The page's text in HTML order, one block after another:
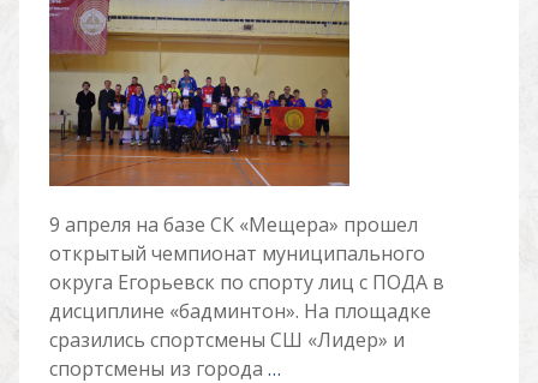
9 апреля на базе СК «Мещера» прошел
открытый чемпионат муниципального
округа Егорьевск по спорту лиц с ПОДА в
дисциплине «бадминтон». На площадке
сразились спортсмены СШ «Лидер» и
спортсмены из города …